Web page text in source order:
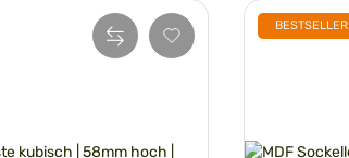
BESTSELLER